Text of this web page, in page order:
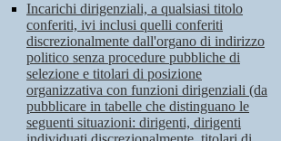
Incarichi dirigenziali, a qualsiasi titolo
conferiti, ivi inclusi quelli conferiti
discrezionalmente dall'organo di indirizzo
politico senza procedure pubbliche di
selezione e titolari di posizione
organizzativa con funzioni dirigenziali (da
pubblicare in tabelle che distinguano le
seguenti situazioni: dirigenti, dirigenti